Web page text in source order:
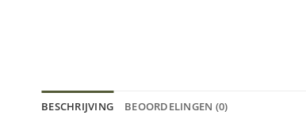
BESCHRIJVING BEOORDELINGEN (0)